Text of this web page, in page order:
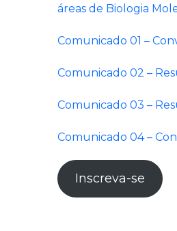
áreas de Biologia
Comunicado 01 –
Comunicado 02 –
Comunicado 03 –
Comunicado 04 –
Inscreva-se